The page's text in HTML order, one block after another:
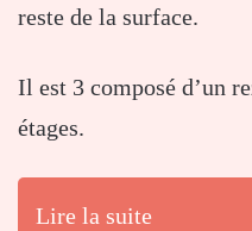
reste de la surface.
Il est 3 composé d’un
étages.
Lire la suite